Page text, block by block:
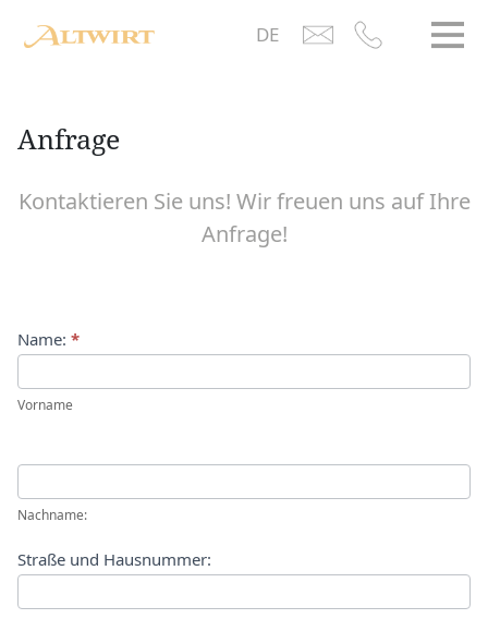
DE
Anfrage
Kontaktieren Sie uns! Wir freuen uns auf Ihre
Anfrage!
Anfrage
Name: *
Vorname
Nachname:
Straße und Hausnummer: